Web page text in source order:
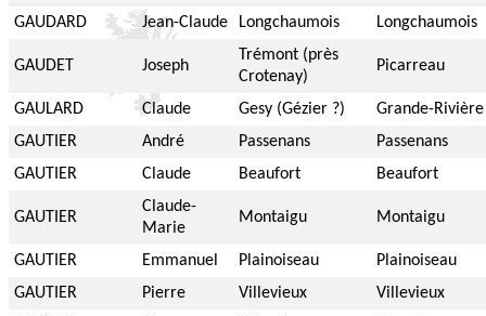
GAUDARD Jean-Claude Longchaumois Longchaumois
GAUDET Joseph
Trémont (près
Crotenay)
Picarreau
GAULARD Claude Gesy (Gézier ?)
Grande-Rivière
GAUTIER
André Passenans
Passenans
GAUTIER
Claude Beaufort Beaufort
GAUTIER
Claude-
Marie
Montaigu Montaigu
GAUTIER Emmanuel Plainoiseau
Plainoiseau
GAUTIER
Pierre Villevieux
Villevieux